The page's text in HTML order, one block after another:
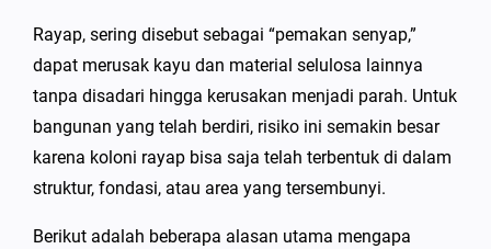
Rayap, sering disebut sebagai “pemakan senyap,”
dapat merusak kayu dan material selulosa lainnya
tanpa disadari hingga kerusakan menjadi parah. Untuk
bangunan yang telah berdiri, risiko ini semakin besar
karena koloni rayap bisa saja telah terbentuk di dalam
struktur, fondasi, atau area yang tersembunyi.
Berikut adalah beberapa alasan utama mengapa